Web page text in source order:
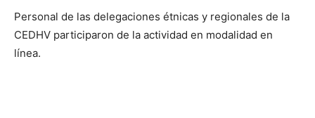
Personal de las delegaciones étnicas y regionales de la
CEDHV participaron de la actividad en modalidad en
línea.